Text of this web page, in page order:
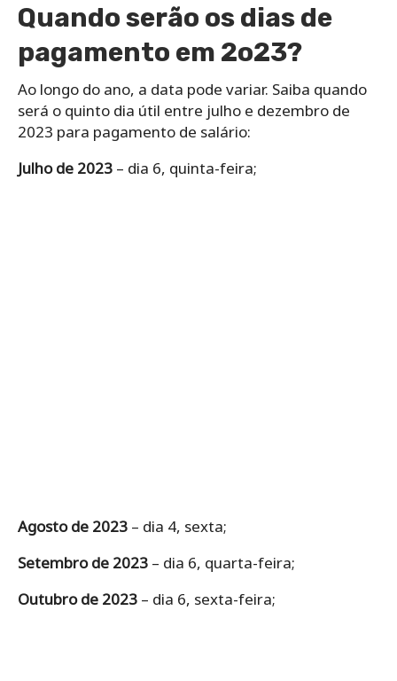
Quando serão os dias de
pagamento em 2o23?
Ao longo do ano, a data pode variar. Saiba quando
será o quinto dia útil entre julho e dezembro de
2023 para pagamento de salário:
Julho de 2023 – dia 6, quinta-feira;
Agosto de 2023 – dia 4, sexta;
Setembro de 2023 – dia 6, quarta-feira;
Outubro de 2023 – dia 6, sexta-feira;